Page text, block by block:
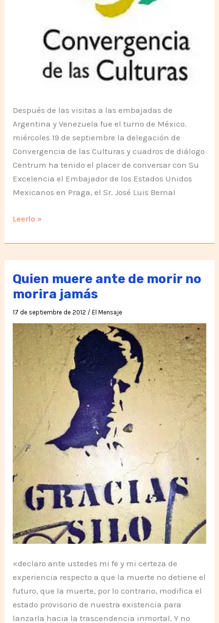
Después de las visitas a las embajadas de
Argentina y Venezuela fue el turno de México.
miércoles 19 de septiembre la delegación de
Convergencia de las Culturas y cuadros de diálogo
Centrum ha tenido el placer de conversar con Su
Excelencia el Embajador de los Estados Unidos
Mexicanos en Praga, el Sr. José Luis Bernal
Conversación
el
Embajador
de
México
en
Praga
Leerlo »
Quien muere ante de morir no
morira jamás
17 de septiembre de 2012 /El Mensaje
«declaro ante ustedes mi fe y mi certeza de
experiencia respecto a que la muerte no detiene el
futuro, que la muerte, por lo contrario, modifica el
estado provisorio de nuestra existencia para
lanzarla hacia la trascendencia inmortal. Y no